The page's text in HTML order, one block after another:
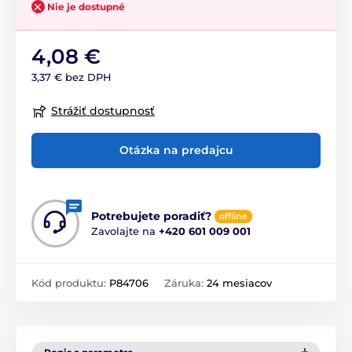
Nie je dostupné
4,08 €
3,37 € bez DPH
Strážiť dostupnosť
Otázka na predajcu
Potrebujete poradiť? offline
Zavolajte na +420 601 009 001
Kód produktu: P84706 Záruka: 24 mesiacov